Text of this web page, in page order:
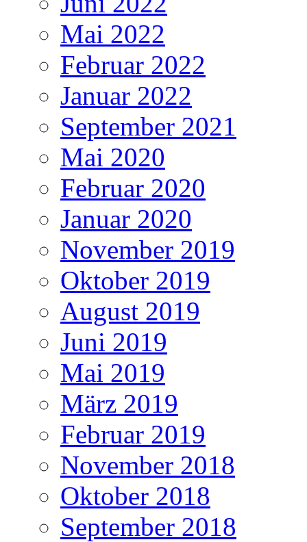
Mai 2022
Februar 2022
Januar 2022
September 2021
Mai 2020
Februar 2020
Januar 2020
November 2019
Oktober 2019
August 2019
Juni 2019
Mai 2019
März 2019
Februar 2019
November 2018
Oktober 2018
September 2018